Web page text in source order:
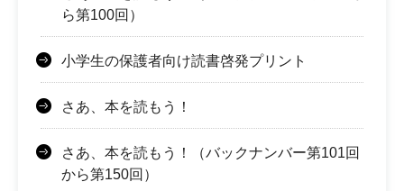
ら第100回）
小学生の保護者向け読書啓発プリント
さあ、本を読もう！
さあ、本を読もう！（バックナンバー第101回
から第150回）